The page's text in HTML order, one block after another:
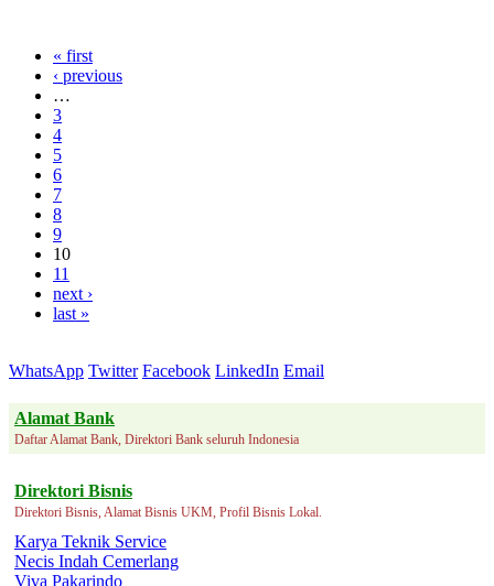
« first
‹ previous
…
3
4
5
6
7
8
9
10
11
next ›
last »
WhatsApp Twitter Facebook LinkedIn Email
Alamat Bank
Daftar Alamat Bank, Direktori Bank seluruh Indonesia
Direktori Bisnis
Direktori Bisnis, Alamat Bisnis UKM, Profil Bisnis Lokal.
Karya Teknik Service
Necis Indah Cemerlang
Viva Pakarindo